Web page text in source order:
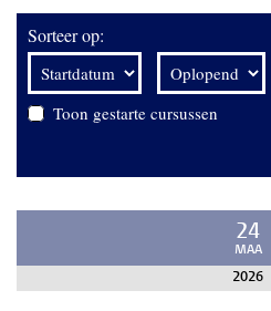
Sorteer op:
Toon gestarte cursussen
24
MAA
2026